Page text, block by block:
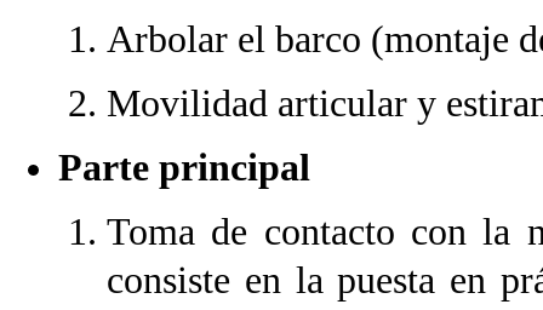
Arbolar el barco (montaje
Movilidad articular y
Parte principal
Toma de contacto con la
consiste en la puesta en